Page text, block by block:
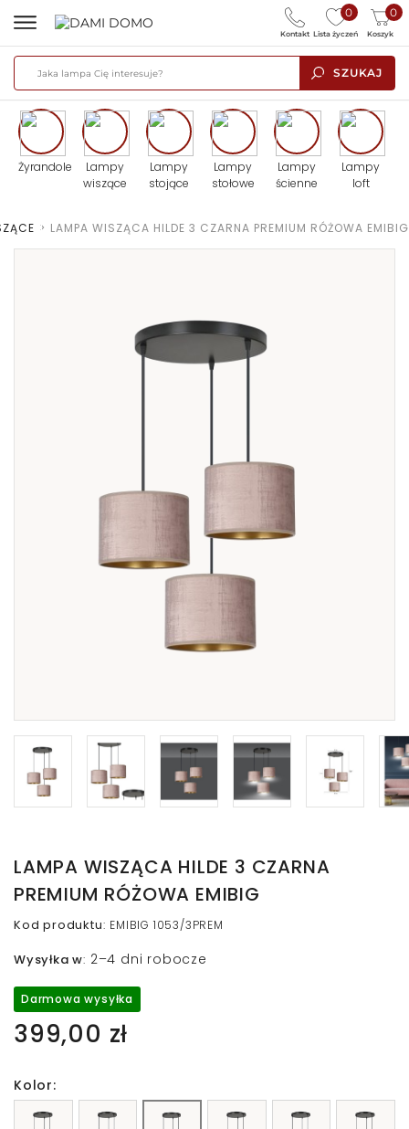
SZUKAJ
0
Lista życzeń
0
Koszyk
Kontakt
Żyrandole
Lampy
wiszące
Lampy
stojące
Lampy
stołowe
Lampy
ścienne
Lampy
loft
> LAMPA WISZĄCA HILDE 3 CZARNA PREMIUM RÓŻOWA EMIBIG
LAMPA WISZĄCA HILDE 3 CZARNA
PREMIUM RÓŻOWA EMIBIG
Kod produktu: EMIBIG 1053/3PREM
Wysyłka w: 2–4 dni robocze
Darmowa wysyłka
399,00 zł
Kolor: